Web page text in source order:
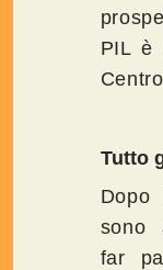
PIL è
Tutto
Dopo
sono
far